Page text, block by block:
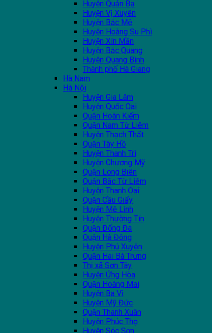
Huyện Quản Bạ
Huyện Vị Xuyên
Huyện Bắc Mê
Huyện Hoàng Su Phì
Huyện Xín Mần
Huyện Bắc Quang
Huyện Quang Bình
Thành phố Hà Giang
Hà Nam
Hà Nội
Huyện Gia Lâm
Huyện Quốc Oai
Quận Hoàn Kiếm
Quận Nam Từ Liêm
Huyện Thạch Thất
Quận Tây Hồ
Huyện Thanh Trì
Huyện Chương Mỹ
Quận Long Biên
Quận Bắc Từ Liêm
Huyện Thanh Oai
Quận Cầu Giấy
Huyện Mê Linh
Huyện Thường Tín
Quận Đống Đa
Quận Hà Đông
Huyện Phú Xuyên
Quận Hai Bà Trưng
Thị xã Sơn Tây
Huyện Ứng Hòa
Quận Hoàng Mai
Huyện Ba Vì
Huyện Mỹ Đức
Quận Thanh Xuân
Huyện Phúc Thọ
Huyện Sóc Sơn